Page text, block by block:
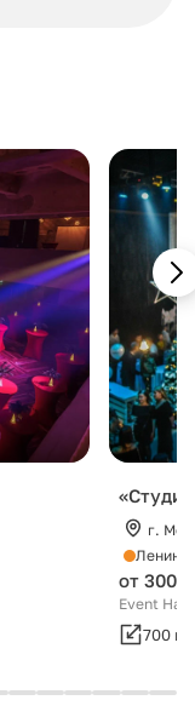
г.
от 300
Event Hall
700 м²